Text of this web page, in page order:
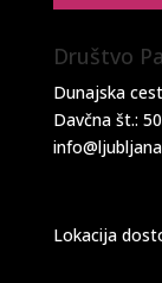
Društvo
Dunajska
Davčna št.:
Lokacija